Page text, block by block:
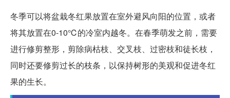
冬季可以将盆栽冬红果放置在室外避风向阳的位置，或者
将其放置在0-10℃的冷室内越冬。在春季萌发之前，需要
进行修剪整形，剪除病枯枝、交叉枝、过密枝和徒长枝，
同时还要修剪过长的枝条，以保持树形的美观和促进冬红
果的生长。